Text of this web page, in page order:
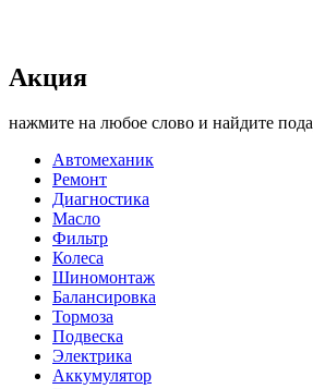
Акция
нажмите на любое слово и найдите
Автомеханик
Ремонт
Диагностика
Масло
Фильтр
Колеса
Шиномонтаж
Балансировка
Тормоза
Подвеска
Электрика
Аккумулятор